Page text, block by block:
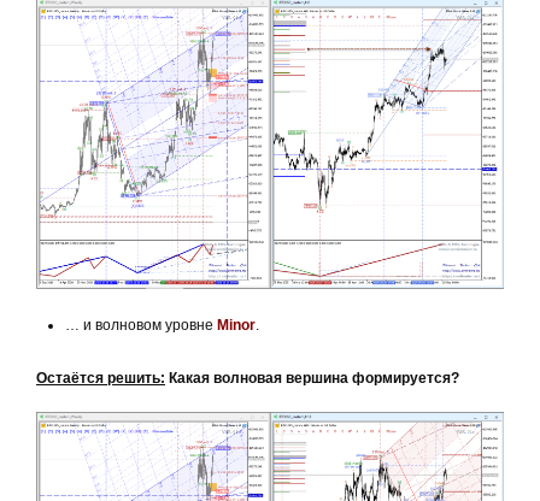
… и волновом уровне Minor.
Остаётся решить: Какая волновая вершина формируется?